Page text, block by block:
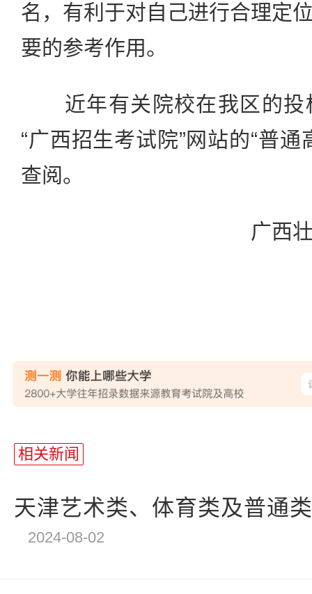
名，有利于对自己进行合理定
要的参考作用。
近年有关院校在我区的投
“广西招生考试院”网站的“普
查阅。
广西
相关新闻
天津艺术类、体育类及普通
2024-08-02